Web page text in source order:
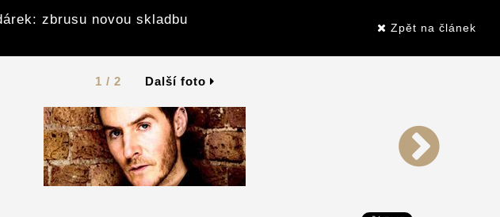
zbrusu novou skladbu
Zpět na článek
1 / 2 Další foto